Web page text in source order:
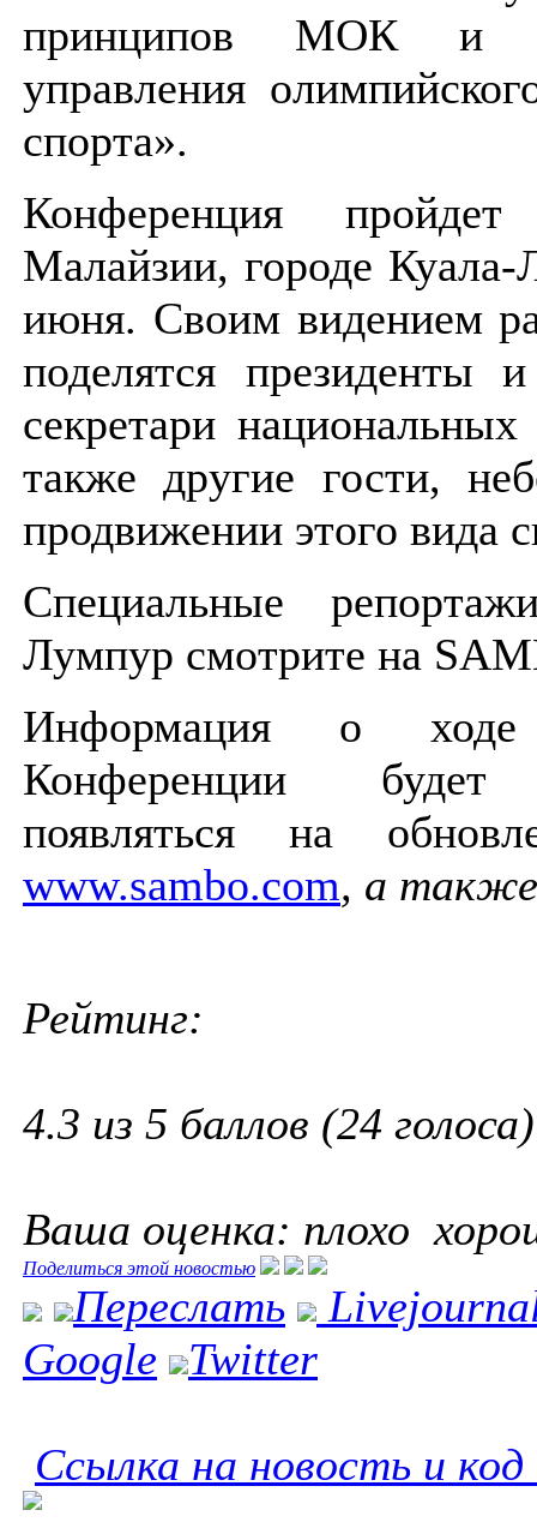
принципов МОК и
управления
спорта».
Конференция
Малайзии, городе
июня. Своим видением
поделятся президенты
секретари
также другие гости,
продвижении этого вида
Специальные
Лумпур смотрите на
Информация о ходе
Конференции будет
появляться на
www.sambo.com, а
Рейтинг:
4.3 из 5 баллов (24 голоса)
Ваша оценка: плохо
Поделиться этой новостью
Переслать
Google
Twitter
Ссылка на новость и код